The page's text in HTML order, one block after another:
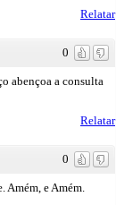
Relatar
0
abençoa a consulta
Relatar
0
Amém, e Amém.